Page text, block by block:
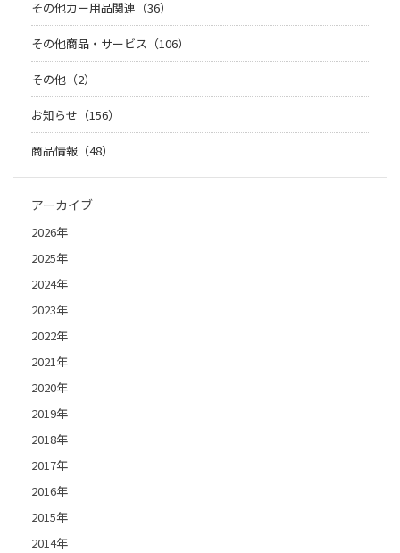
その他カー用品関連（36）
その他商品・サービス（106）
その他（2）
お知らせ（156）
商品情報（48）
アーカイブ
2026年
2025年
2024年
2023年
2022年
2021年
2020年
2019年
2018年
2017年
2016年
2015年
2014年